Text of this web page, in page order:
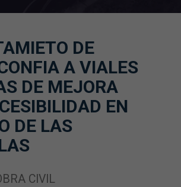
DE
A VIALES
DE MEJORA
EN
DE LAS
CIVIL